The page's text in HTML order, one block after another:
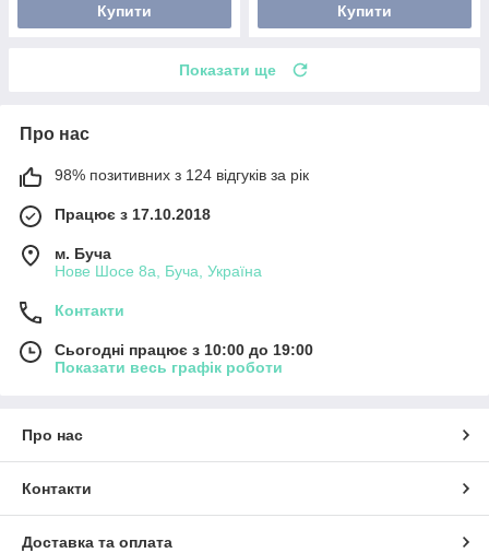
Купити Купити
Показати ще
Про нас
98% позитивних з 124 відгуків за рік
Працює з 17.10.2018
м. Буча
Нове Шосе 8а, Буча, Україна
Контакти
Сьогодні працює з 10:00 до 19:00
Показати весь графік роботи
Про нас
Контакти
Доставка та оплата